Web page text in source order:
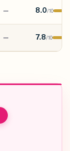
— 8.0/10
— 7.8/10